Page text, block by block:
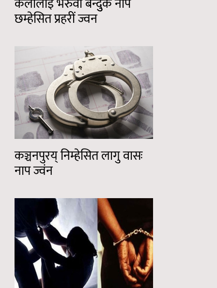
कैलालीइ भरुवा बन्दुुक नाप
छम्हेसित प्रहरीं ज्वन
कञ्चनपुरय् निम्हेसित लागु वासः
नाप ज्वंन